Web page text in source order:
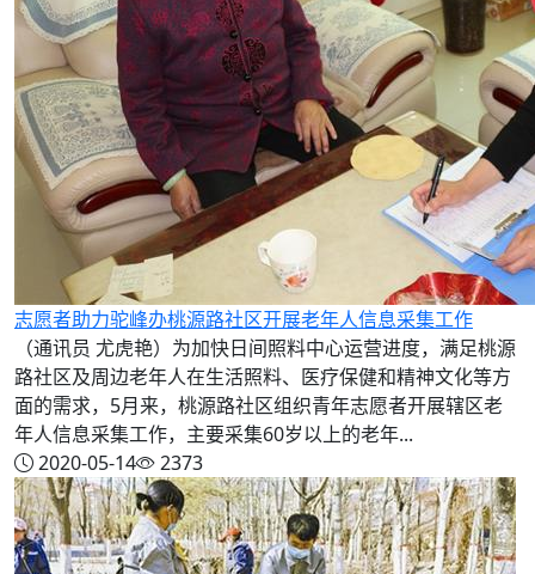
志愿者助力驼峰办桃源路社区开展老年人信息采集工作
（通讯员 尤虎艳）为加快日间照料中心运营进度，满足桃源
路社区及周边老年人在生活照料、医疗保健和精神文化等方
面的需求，5月来，桃源路社区组织青年志愿者开展辖区老
年人信息采集工作，主要采集60岁以上的老年...
2020-05-14
2373